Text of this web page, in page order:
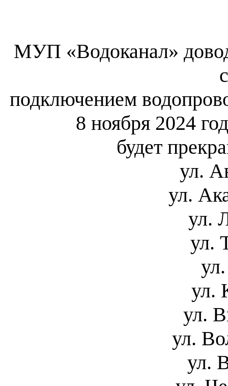
МУП «Водоканал»
подключением
8 ноября 2024
будет
ул.
ул.
ул.
ул.
ул.
ул.
ул.
ул.